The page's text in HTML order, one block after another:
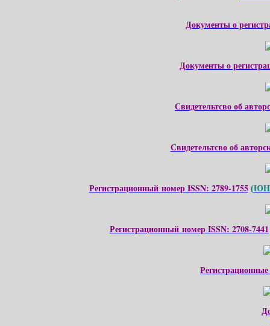
Документы о
Документы о
Свидетельтсво об
Свидетельтсво об
Регистрационный номер ISSN: 2789-1755 (
Регистрационный номер ISSN: 2708-7441